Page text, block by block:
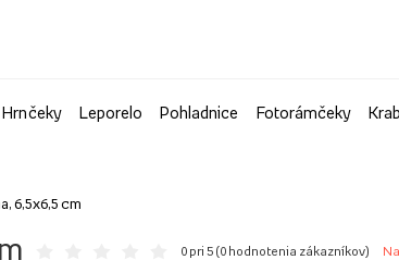
Hrnčeky Leporelo Pohladnice Fotorámčeky
6,5x6,5 cm
0 pri 5 (0 hodnotenia zákazníkov)